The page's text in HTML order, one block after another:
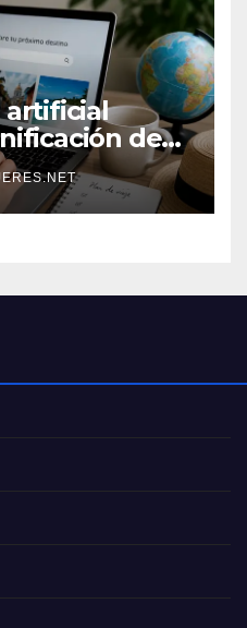
artificial
de
y
en